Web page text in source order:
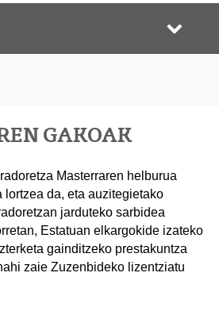
GAKOAK
Masterraren helburua
da, eta auzitegietako
jarduteko sarbidea
Estatuan elkargokide izateko
gainditzeko prestakuntza
zaie Zuzenbideko lizentziatu